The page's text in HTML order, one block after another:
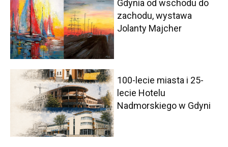
Gdynia od wschodu do
zachodu, wystawa
Jolanty Majcher
100-lecie miasta i 25-
lecie Hotelu
Nadmorskiego w Gdyni